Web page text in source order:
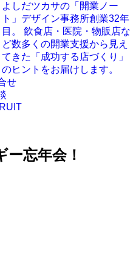
よしだツカサの「開業ノー
ト」 デザイン事務所創業32年
目。 飲食店・医院・物販店な
ど数多くの開業支援から見え
てきた「成功する店づくり」
のヒントをお届けします。
せ
ー忘年会！